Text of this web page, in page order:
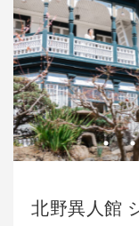
北野異人館